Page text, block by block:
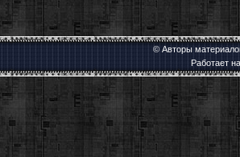
© Авторы
Работает